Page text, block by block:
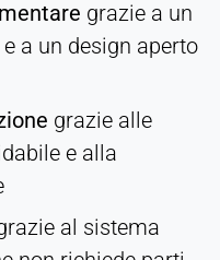
grazie a un
a un design aperto
grazie alle
e alla
al sistema
utenti